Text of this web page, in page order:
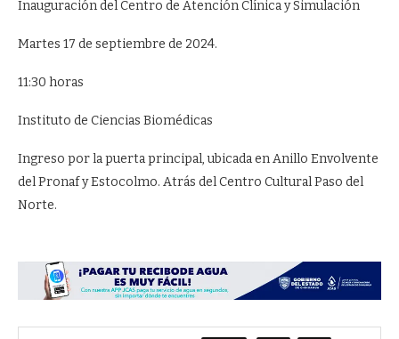
Inauguración del Centro de Atención Clínica y Simulación
Martes 17 de septiembre de 2024.
11:30 horas
Instituto de Ciencias Biomédicas
Ingreso por la puerta principal, ubicada en Anillo Envolvente
del Pronaf y Estocolmo. Atrás del Centro Cultural Paso del
Norte.